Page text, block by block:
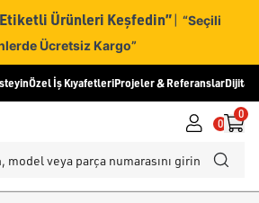
Ürünleri Keşfedin” | “Seçili
Ücretsiz Kargo”
Özel İş KıyafetleriProjeler & ReferanslarDijital
0
0